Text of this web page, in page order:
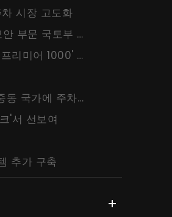
시장 고도화
베스텔라랩,'2025 스마트시티 우수기업'에서 보안 부문 국토부 장관상 수상
베스텔라랩, 주차 최적화 AI 솔루션 '제1차 혁신 프리미어 1000' 선정
베스텔라랩-현대코퍼레이션, 업무협약 체결... 중동 국가에 주차 최적화 AI 솔루션 확대 공급 추진
'서 선보여
추가 구축